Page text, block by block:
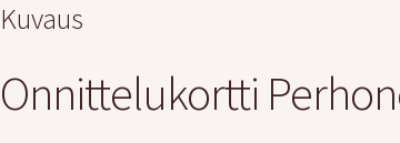
Kuvaus
Onnittelukortti